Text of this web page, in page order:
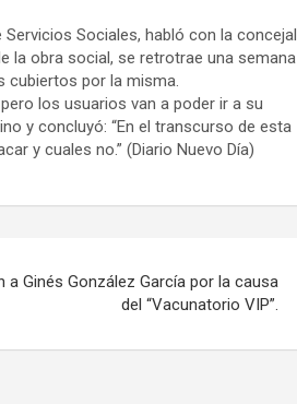
Sociales, habló con la concejal
la obra social, se retrotrae una semana
cubiertos por la misma.
los usuarios van a poder ir a su
y concluyó: “En el transcurso de esta
y cuales no.” (Diario Nuevo Día)
a Ginés González García por la causa
del “Vacunatorio VIP”.